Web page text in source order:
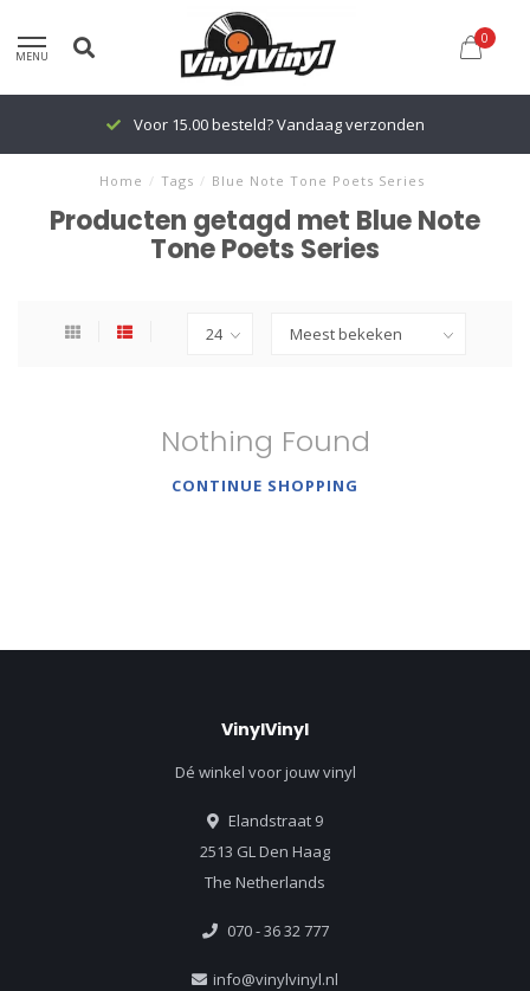
MENU
0
Voor 15.00 besteld? Vandaag verzonden
Home / Tags / Blue Note Tone Poets Series
Producten getagd met Blue Note
Tone Poets Series
Nothing Found
CONTINUE SHOPPING
VinylVinyl
Dé winkel voor jouw vinyl
Elandstraat 9
2513 GL Den Haag
The Netherlands
070 - 36 32 777
info@vinylvinyl.nl